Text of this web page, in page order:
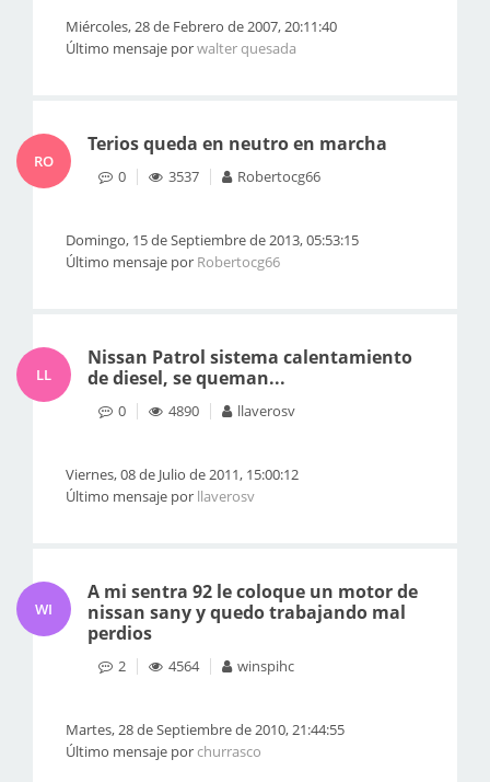
Miércoles, 28 de Febrero de 2007, 20:11:40
Último mensaje porwalter quesada
RO
Terios queda en neutro en marcha
0 3537 Robertocg66
Domingo, 15 de Septiembre de 2013, 05:53:15
Último mensaje por Robertocg66
LL
Nissan Patrol sistema calentamiento
de diesel, se queman...
0 4890 llaverosv
Viernes, 08 de Julio de 2011, 15:00:12
Último mensaje por llaverosv
WI
A mi sentra 92 le coloque un motor de
nissan sany y quedo trabajando mal
perdios
2 4564 winspihc
Martes, 28 de Septiembre de 2010, 21:44:55
Último mensaje porchurrasco